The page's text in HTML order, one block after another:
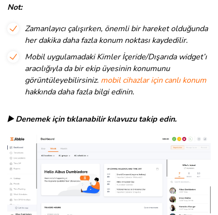
Not:
Zamanlayıcı çalışırken, önemli bir hareket olduğunda
her dakika daha fazla konum noktası kaydedilir.
Mobil uygulamadaki Kimler İçeride/Dışarıda widget’ı
aracılığıyla da bir ekip üyesinin konumunu
görüntüleyebilirsiniz. mobil cihazlar için canlı konum
hakkında daha fazla bilgi edinin.
▶️ Denemek için tıklanabilir kılavuzu takip edin.